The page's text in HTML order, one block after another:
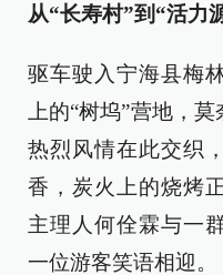
从“长寿村”到“活力
驱车驶入宁海县梅
上的“树坞”营地，
热烈风情在此交织
香，炭火上的烧烤
主理人何佺霖与一
一位游客笑语相迎。